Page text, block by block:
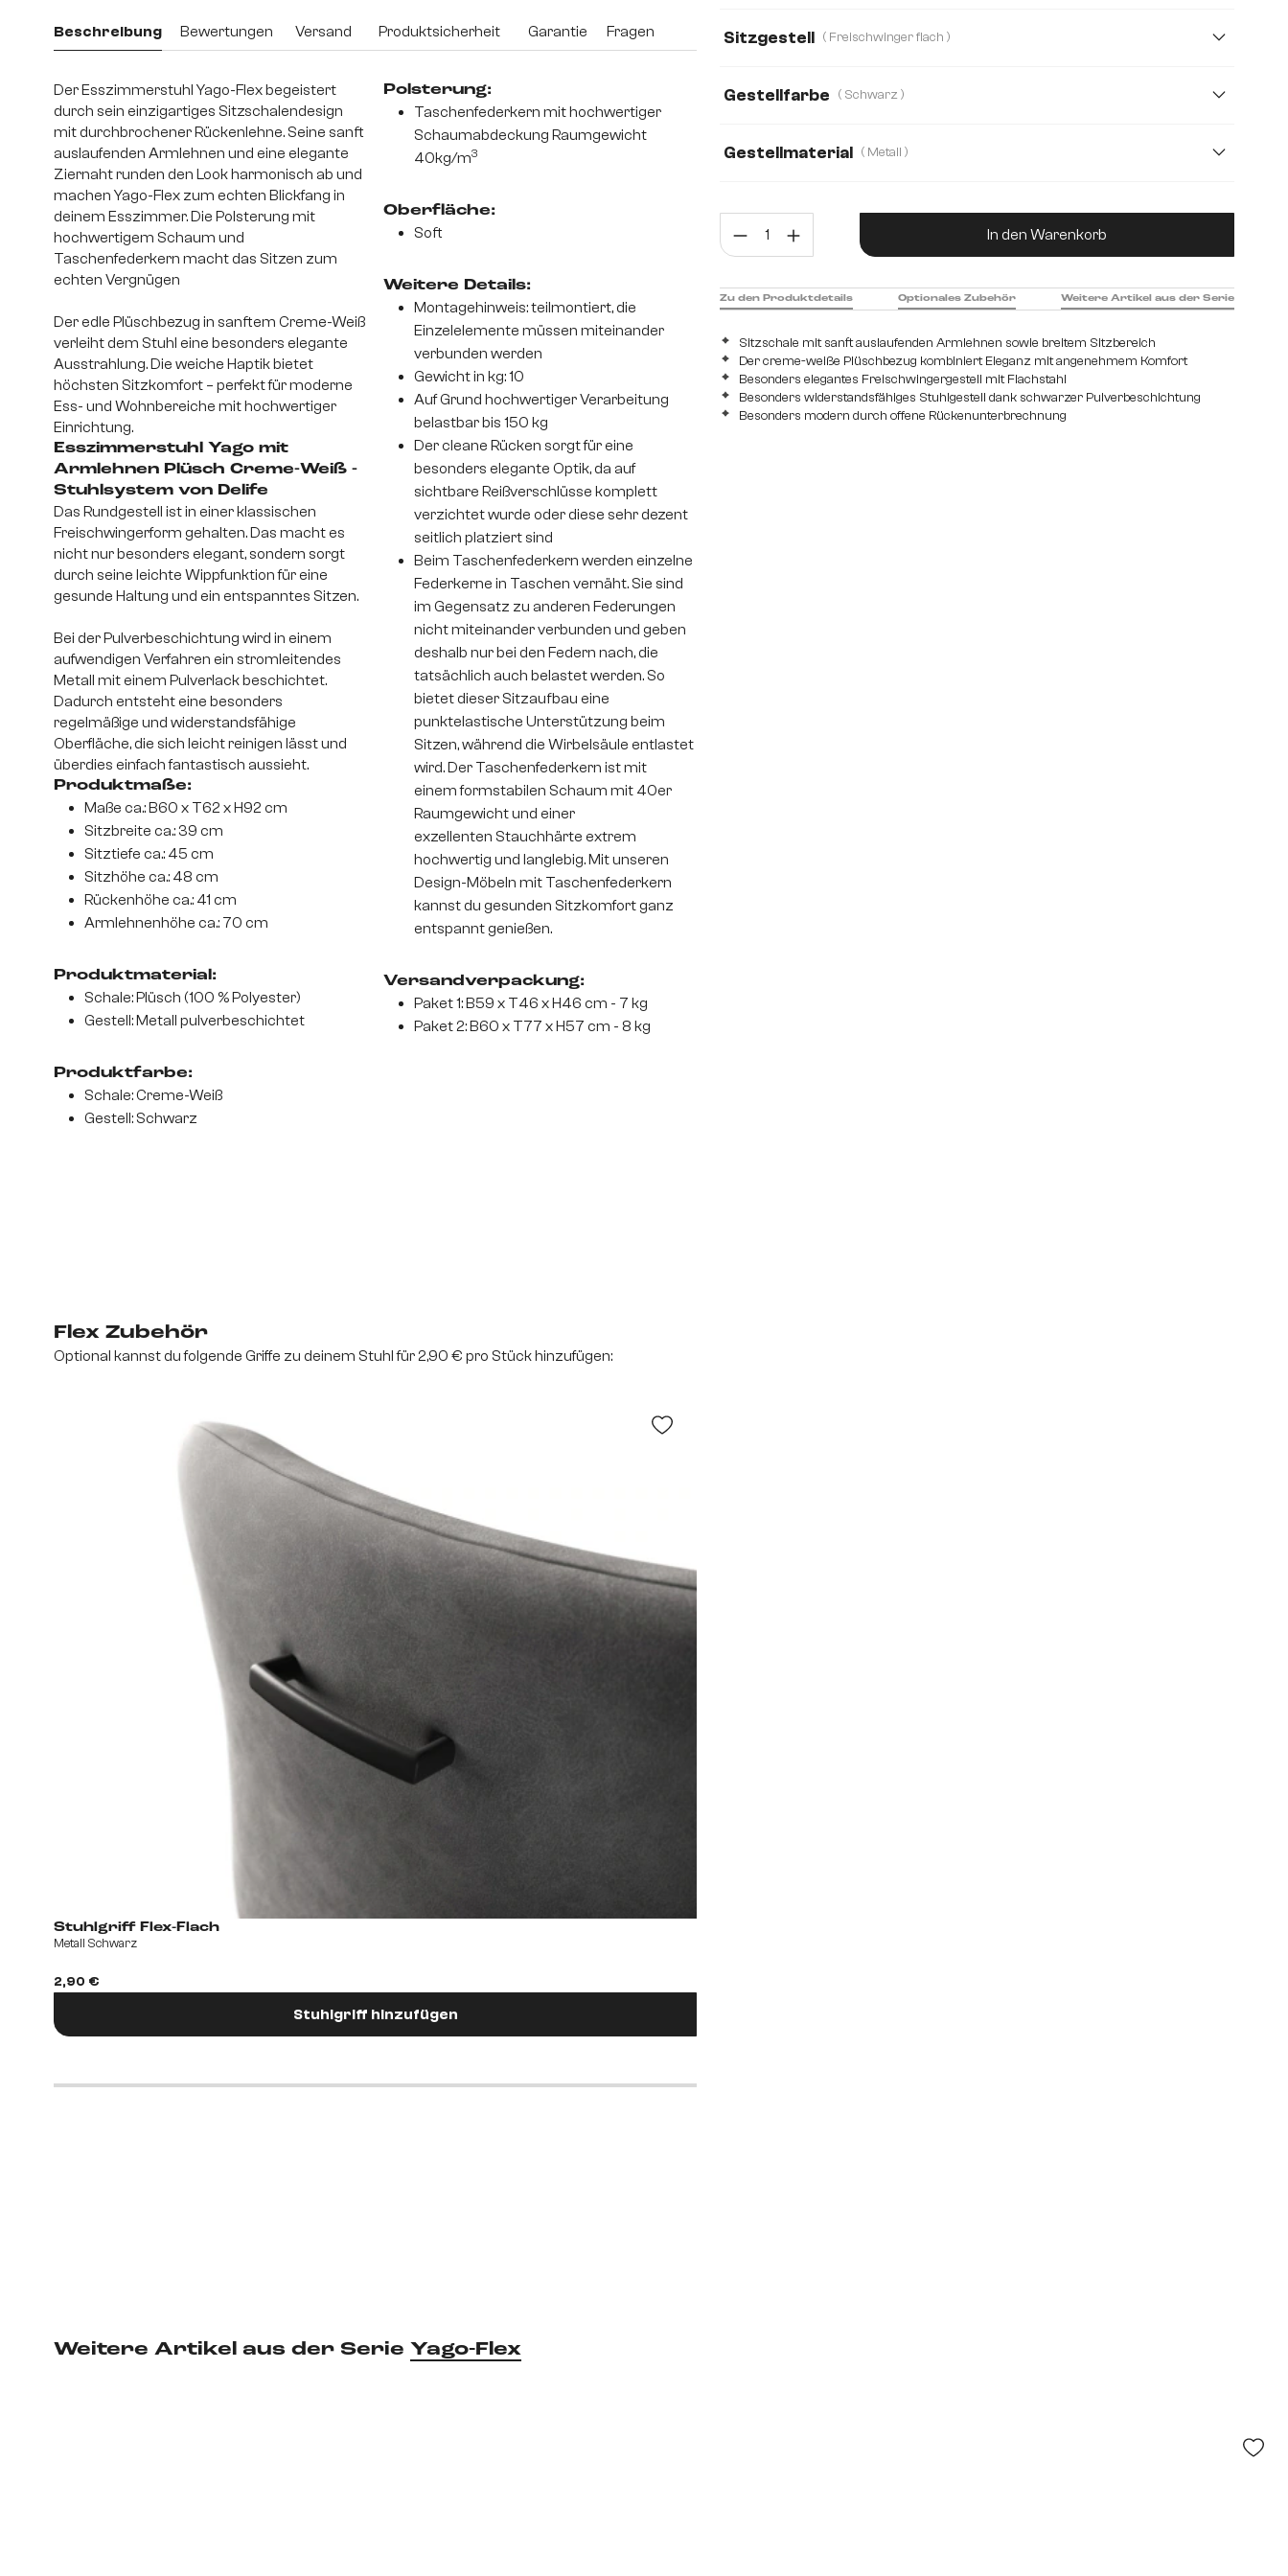
Teddystoff Webstoff Soft
Sitzgestell ( Freischwinger flach )
Gestellfarbe ( Schwarz )
Gestellmaterial ( Metall )
Produkt Anzahl: Gib den gewünschten Wert
In den Warenkorb
Sitzschale mit sanft auslaufenden Armlehnen sowie breitem Sitzbereich
Der creme-weiße Plüschbezug kombiniert Eleganz mit angenehmem Komfort
Besonders elegantes Freischwingergestell mit Flachstahl
Besonders widerstandsfähiges Stuhlgestell dank schwarzer Pulverbeschichtung
Besonders modern durch offene Rückenunterbrechnung
Zu den Produktdetails Optionales Zubehör Weitere Artikel aus der Serie
Beschreibung Bewertungen Versand Produktsicherheit Garantie Fragen
Der Esszimmerstuhl Yago-Flex begeistert
durch sein einzigartiges Sitzschalendesign
mit durchbrochener Rückenlehne. Seine sanft
auslaufenden Armlehnen und eine elegante
Ziernaht runden den Look harmonisch ab und
machen Yago-Flex zum echten Blickfang in
deinem Esszimmer. Die Polsterung mit
hochwertigem Schaum und
Taschenfederkern macht das Sitzen zum
echten Vergnügen
Der edle Plüschbezug in sanftem Creme-Weiß
verleiht dem Stuhl eine besonders elegante
Ausstrahlung. Die weiche Haptik bietet
höchsten Sitzkomfort – perfekt für moderne
Ess- und Wohnbereiche mit hochwertiger
Einrichtung.
Esszimmerstuhl Yago mit
Armlehnen Plüsch Creme-Weiß -
Stuhlsystem von Delife
Das Rundgestell ist in einer klassischen
Freischwingerform gehalten. Das macht es
nicht nur besonders elegant, sondern sorgt
durch seine leichte Wippfunktion für eine
gesunde Haltung und ein entspanntes Sitzen.
Bei der Pulverbeschichtung wird in einem
aufwendigen Verfahren ein stromleitendes
Metall mit einem Pulverlack beschichtet.
Dadurch entsteht eine besonders
regelmäßige und widerstandsfähige
Oberfläche, die sich leicht reinigen lässt und
überdies einfach fantastisch aussieht.
Produktmaße:
Maße ca.: B60 x T62 x H92 cm
Sitzbreite ca.: 39 cm
Sitztiefe ca.: 45 cm
Sitzhöhe ca.: 48 cm
Rückenhöhe ca.: 41 cm
Armlehnenhöhe ca.: 70 cm
Produktmaterial:
Schale: Plüsch (100 % Polyester)
Gestell: Metall pulverbeschichtet
Produktfarbe:
Schale: Creme-Weiß
Gestell: Schwarz
Polsterung:
Taschenfederkern mit hochwertiger
Schaumabdeckung Raumgewicht
40kg/m3
Oberfläche:
Soft
Weitere Details:
Montagehinweis: teilmontiert, die
Einzelelemente müssen miteinander
verbunden werden
Gewicht in kg: 10
Auf Grund hochwertiger Verarbeitung
belastbar bis 150 kg
Der cleane Rücken sorgt für eine
besonders elegante Optik, da auf
sichtbare Reißverschlüsse komplett
verzichtet wurde oder diese sehr dezent
seitlich platziert sind
Beim Taschenfederkern werden einzelne
Federkerne in Taschen vernäht. Sie sind
im Gegensatz zu anderen Federungen
nicht miteinander verbunden und geben
deshalb nur bei den Federn nach, die
tatsächlich auch belastet werden. So
bietet dieser Sitzaufbau eine
punktelastische Unterstützung beim
Sitzen, während die Wirbelsäule entlastet
wird. Der Taschenfederkern ist mit
einem formstabilen Schaum mit 40er
Raumgewicht und einer
exzellenten Stauchhärte extrem
hochwertig und langlebig. Mit unseren
Design-Möbeln mit Taschenfederkern
kannst du gesunden Sitzkomfort ganz
entspannt genießen.
Versandverpackung:
Paket 1: B59 x T46 x H46 cm - 7 kg
Paket 2: B60 x T77 x H57 cm - 8 kg
Flex Zubehör
Optional kannst du folgende Griffe zu deinem Stuhl für 2,90 € pro Stück hinzufügen:
Stuhlgriff Flex-Flach
Metall Schwarz
2,90 €
Stuhlgriff hinzufügen
Weitere Artikel aus der Serie Yago-Flex